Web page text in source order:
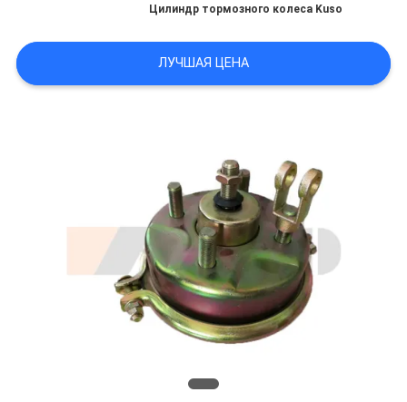
PRIVACY
Цилиндр тормозного колеса Kuso
ЛУЧШАЯ ЦЕНА